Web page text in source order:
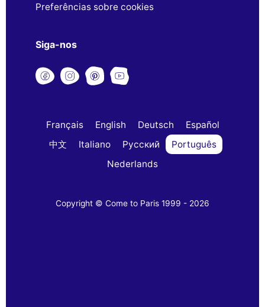
Preferências sobre cookies
Siga-nos
Français English Deutsch
Español
中文
Italiano Русский
Português
Nederlands
Copyright © Come to Paris 1999 - 2026